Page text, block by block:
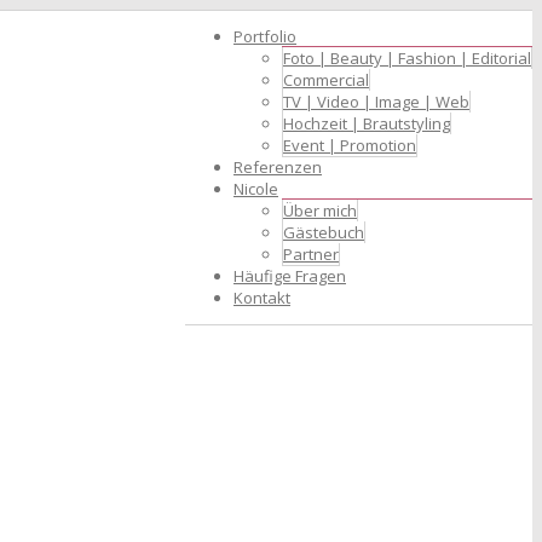
Portfolio
Foto | Beauty | Fashion | Editorial
Commercial
TV | Video | Image | Web
Hochzeit | Brautstyling
Event | Promotion
Referenzen
Nicole
Über mich
Gästebuch
Partner
Häufige Fragen
Kontakt